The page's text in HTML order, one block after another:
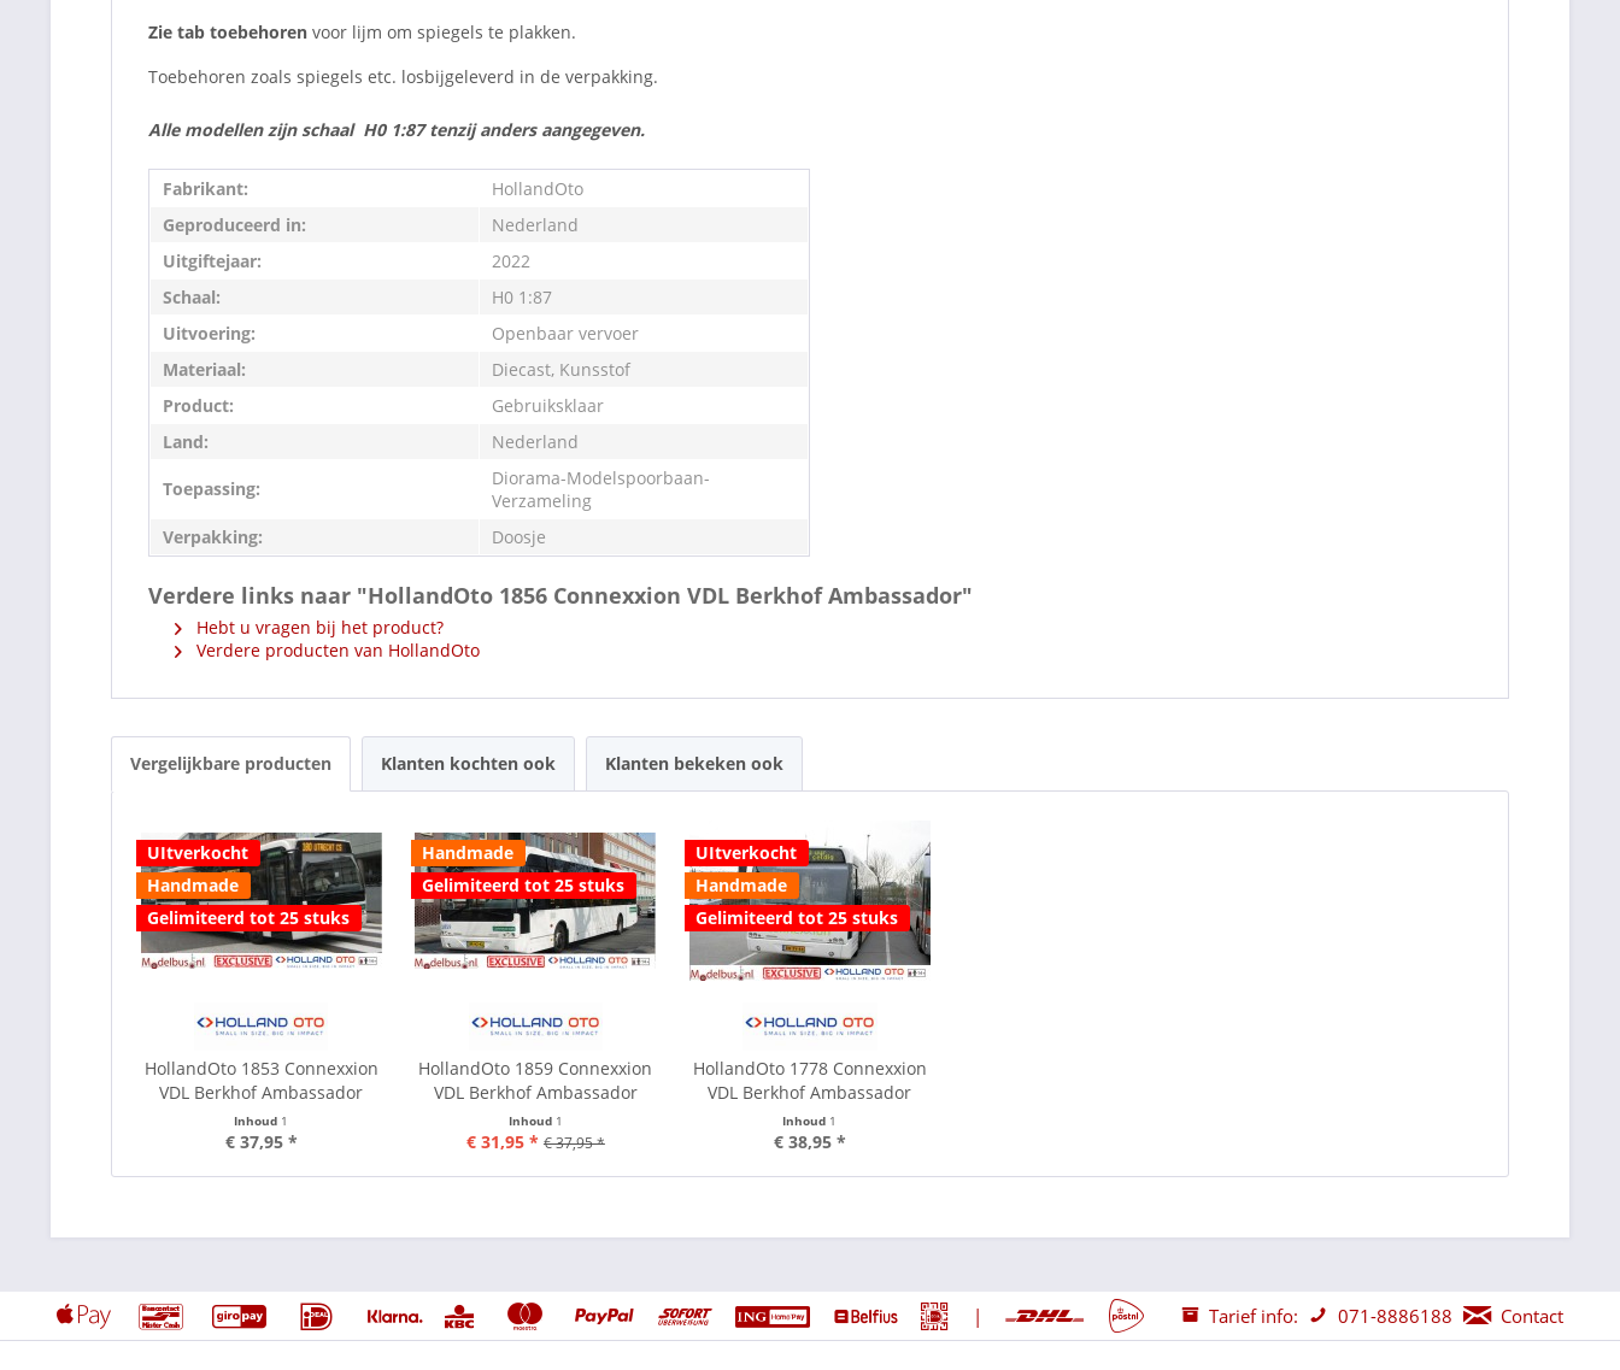
Zie tab toebehoren voor lijm om spiegels te plakken.
Toebehoren zoals spiegels etc. losbijgeleverd in de verpakking.
Alle modellen zijn schaal H0 1:87 tenzij anders aangegeven.
Fabrikant:
HollandOto
Geproduceerd in:
Nederland
Uitgiftejaar:
2022
Schaal:
H0 1:87
Uitvoering:
Openbaar vervoer
Materiaal:
Diecast, Kunsstof
Product:
Gebruiksklaar
Land:
Nederland
Toepassing:
Diorama-Modelspoorbaan-
Verzameling
Verpakking:
Doosje
Verdere links naar "HollandOto 1856 Connexxion VDL Berkhof Ambassador"
Hebt u vragen bij het product?
Verdere producten van HollandOto
Vergelijkbare producten Klanten kochten ook Klanten bekeken ook
UItverkocht
Handmade
Gelimiteerd tot 25 stuks
HollandOto 1853 Connexxion
VDL Berkhof Ambassador
Inhoud 1
€ 37,95 *
Handmade
Gelimiteerd tot 25 stuks
HollandOto 1859 Connexxion
VDL Berkhof Ambassador
Inhoud 1
€ 31,95 * € 37,95 *
UItverkocht
Handmade
Gelimiteerd tot 25 stuks
HollandOto 1778 Connexxion
VDL Berkhof Ambassador
Inhoud 1
€ 38,95 *
| Tarief info: 071-8886188 Contact